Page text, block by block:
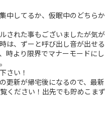
中してるか、仮眠中のどちらか
された事もございましたが気が
は、ずーと呼び出し音が出せる
時より限界でマナーモードにし
さい！
更新が帰宅後になるので、最新
ください！出先でも貯めこまず